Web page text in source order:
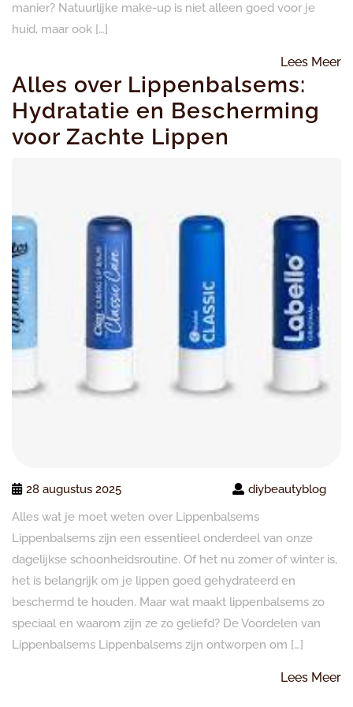
manier? Natuurlijke make-up is niet alleen goed voor je
huid, maar ook […]
Lees Meer
Alles over Lippenbalsems:
Hydratatie en Bescherming
voor Zachte Lippen
28 augustus 2025
diybeautyblog
Alles wat je moet weten over Lippenbalsems
Lippenbalsems zijn een essentieel onderdeel van onze
dagelijkse schoonheidsroutine. Of het nu zomer of winter is,
het is belangrijk om je lippen goed gehydrateerd en
beschermd te houden. Maar wat maakt lippenbalsems zo
speciaal en waarom zijn ze zo geliefd? De Voordelen van
Lippenbalsems Lippenbalsems zijn ontworpen om […]
Lees Meer